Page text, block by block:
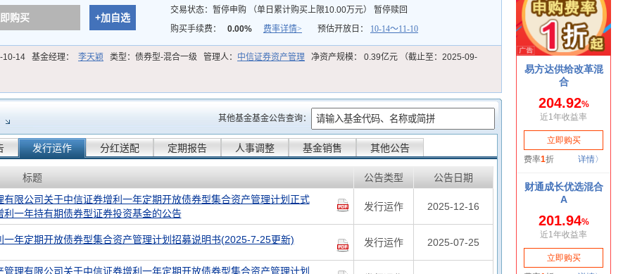
购买 +加自选
交易状态： 暂停申购 （单日累计购买上限10.00万元）
暂停赎回
购买手续费：
0.00% 费率详情> 预估开放日： 10-14～11-10
10-14 基金经理： 李天颖 类型： 债券型-混合一级 管理人： 中信证券资产管理 净资产规模： 0.39亿元 （截止至：2025-09-
其他基金基金公告查询：
发行运作 分红送配 定期报告 人事调整 基金销售 其他公告
标题 公告类型
公告日期
有限公司关于中信证券增利一年定期开放债券型集合资产管理计划正式
利一年持有期债券型证券投资基金的公告
发行运作 2025-12-16
一年定期开放债券型集合资产管理计划招募说明书(2025-7-25更新) 发行运作 2025-07-25
管理有限公司关于中信证券增利一年定期开放债券型集合资产管理计划